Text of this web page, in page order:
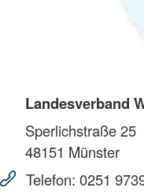
Landesverband
Sperlichstraße 25
48151 Münster
Telefon: 0251